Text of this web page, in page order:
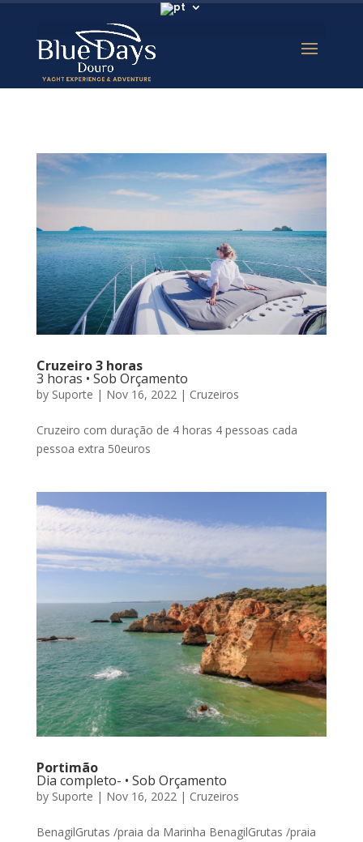
Cruzeiro 3 horas
3 horas • Sob Orçamento
by Suporte | Nov 16, 2022| Cruzeiros
Cruzeiro com duração de 4 horas 4 pessoas cada
pessoa extra 50euros
Portimão
Dia completo- • Sob Orçamento
by Suporte | Nov 16, 2022| Cruzeiros
BenagilGrutas /praia da Marinha BenagilGrutas /praia